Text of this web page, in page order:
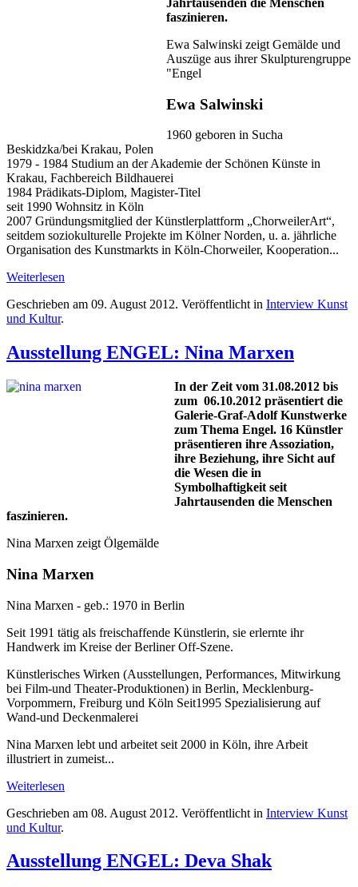
faszinieren.
Ewa Salwinski zeigt Gemälde und
Auszüge aus ihrer Skulpturengruppe
"Engel
Ewa Salwinski
1960 geboren in Sucha
Beskidzka/bei Krakau, Polen
1979 - 1984 Studium an der Akademie der Schönen Künste in
Krakau, Fachbereich Bildhauerei
1984 Prädikats-Diplom, Magister-Titel
seit 1990 Wohnsitz in Köln
2007 Gründungsmitglied der Künstlerplattform „ChorweilerArt“,
seitdem soziokulturelle Projekte im Kölner Norden, u. a. jährliche
Organisation des Kunstmarkts in Köln-Chorweiler, Kooperation...
Weiterlesen
Geschrieben am 09. August 2012. Veröffentlicht in Interview Kunst
und Kultur.
Ausstellung ENGEL: Nina Marxen
In der Zeit vom 31.08.2012 bis
zum 06.10.2012 präsentiert die
Galerie-Graf-Adolf Kunstwerke
zum Thema Engel. 16 Künstler
präsentieren ihre Assoziation,
ihre Beziehung, ihre Sicht auf
die Wesen die in
Symbolhaftigkeit seit
Jahrtausenden die Menschen
faszinieren.
Nina Marxen zeigt Ölgemälde
Nina Marxen
Nina Marxen - geb.: 1970 in Berlin
Seit 1991 tätig als freischaffende Künstlerin, sie erlernte ihr
Handwerk im Kreise der Berliner Off-Szene.
Künstlerisches Wirken (Ausstellungen, Performances, Mitwirkung
bei Film-und Theater-Produktionen) in Berlin, Mecklenburg-
Vorpommern, Freiburg und Köln Seit1995 Spezialisierung auf
Wand-und Deckenmalerei
Nina Marxen lebt und arbeitet seit 2000 in Köln, ihre Arbeit
illustriert in zumeist...
Weiterlesen
Geschrieben am 08. August 2012. Veröffentlicht in Interview Kunst
und Kultur.
Ausstellung ENGEL: Deva Shak